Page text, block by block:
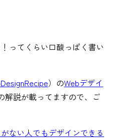
ってくらい口酸っぱく書い
）のWebデザイ
解説が載ってますので、ご
ない人でもデザインできる